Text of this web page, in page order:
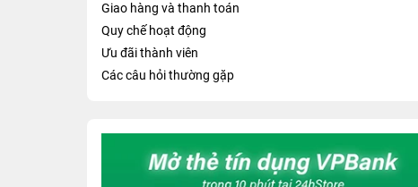
Giao hàng và thanh toán
Quy chế hoạt động
Ưu đãi thành viên
Các câu hỏi thường gặp